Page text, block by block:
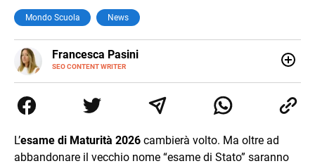
Mondo Scuola News
Francesca Pasini
SEO CONTENT WRITER
E-
MAIL
le diverse sfumature dell'informazione e quelle storie di
vita che parlano di luoghi, viaggi unici, cultura e lifestyle,
L’esame di Maturità 2026 cambierà volto. Ma oltre ad
abbandonare il vecchio nome “esame di Stato” saranno